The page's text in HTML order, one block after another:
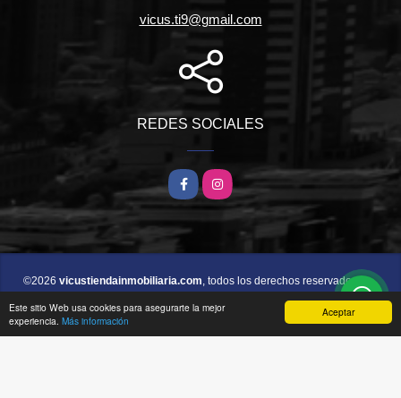
Aceptar
Este sitio Web usa cookies para asegurarte la mejor
experiencia. Más información
vicus.ti9@gmail.com
REDES SOCIALES
FacebookInstagram
©2026 vicustiendainmobiliaria.com, todos los derechos reservados.